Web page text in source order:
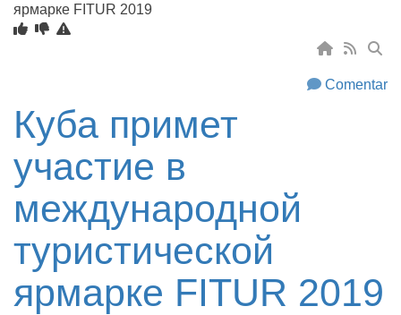
ярмарке FITUR 2019
Comentar
Куба примет
участие в
международной
туристической
ярмарке FITUR 2019